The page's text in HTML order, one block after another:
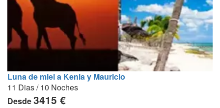
Luna de miel a Kenia y Mauricio
11 Dias / 10 Noches
Desde3415 €